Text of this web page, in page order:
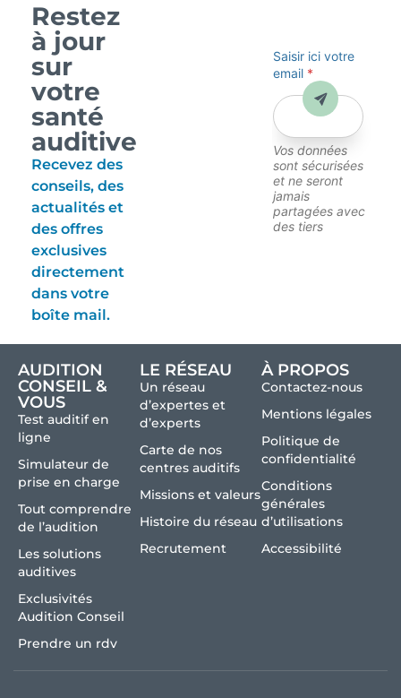
Restez
à jour
sur
votre
santé
auditive
Recevez des
conseils, des
actualités et
des offres
exclusives
directement
dans votre
boîte mail.
Saisir ici votre
email *
Vos données
sont sécurisées
et ne seront
jamais
partagées avec
des tiers
Envoyer
AUDITION
CONSEIL &
VOUS
Test auditif en
ligne
Simulateur de
prise en charge
Tout comprendre
de l’audition
Les solutions
auditives
Exclusivités
Audition Conseil
Prendre un rdv
LE RÉSEAU
Un réseau
d’expertes et
d’experts
Carte de nos
centres auditifs
Missions et valeurs
Histoire du réseau
Recrutement
À PROPOS
Contactez-nous
Mentions légales
Politique de
confidentialité
Conditions
générales
d’utilisations
Accessibilité